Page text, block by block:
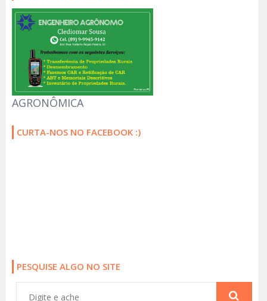
AGRONÔMICA
CURTA-NOS NO FACEBOOK :)
PESQUISE ALGO NO SITE